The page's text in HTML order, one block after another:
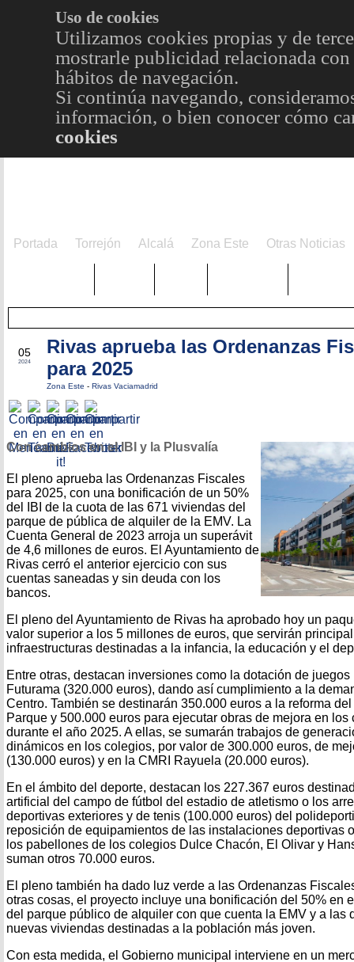
Uso de cookies
Utilizamos cookies propias y de
mostrarle publicidad relacionada
hábitos de navegación.
Si continúa navegando,
información, o bien conocer cómo
cookies
Portada Torrejón Alcalá Zona Este Otras Noticias
05
2024
Rivas aprueba las Ordenanzas
para 2025
Zona Este - Rivas Vaciamadrid
Con cambios en el IBI y la Plusvalía
El pleno aprueba las Ordenanzas Fiscales
para 2025, con una bonificación de un 50%
del IBI de la cuota de las 671 viviendas del
parque de pública de alquiler de la EMV. La
Cuenta General de 2023 arroja un superávit
de 4,6 millones de euros. El Ayuntamiento de
Rivas cerró el anterior ejercicio con sus
cuentas saneadas y sin deuda con los
bancos.
El pleno del Ayuntamiento de Rivas ha aprobado hoy un
valor superior a los 5 millones de euros, que servirán
infraestructuras destinadas a la infancia, la educación y el
Entre otras, destacan inversiones como la dotación de
Futurama (320.000 euros), dando así cumplimiento a la
Centro. También se destinarán 350.000 euros a la reforma
Parque y 500.000 euros para ejecutar obras de mejora en
durante el año 2025. A ellas, se sumarán trabajos de
dinámicos en los colegios, por valor de 300.000 euros, de
(130.000 euros) y en la CMRI Rayuela (20.000 euros).
En el ámbito del deporte, destacan los 227.367 euros
artificial del campo de fútbol del estadio de atletismo o los
deportivas exteriores y de tenis (100.000 euros) del
reposición de equipamientos de las instalaciones deportivas
los pabellones de los colegios Dulce Chacón, El Olivar y
suman otros 70.000 euros.
El pleno también ha dado luz verde a las Ordenanzas
otras cosas, el proyecto incluye una bonificación del 50% en
del parque público de alquiler con que cuenta la EMV y a las
nuevas viviendas destinadas a la población más joven.
Con esta medida, el Gobierno municipal interviene en un